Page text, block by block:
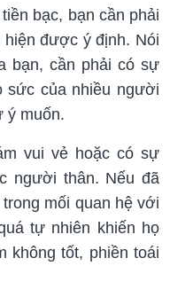
bạc, bạn cần phải
được ý định. Nói
bạn, cần phải có sự
sức của nhiều người
ý muốn.
vui vẻ hoặc có sự
người thân. Nếu đã
mối quan hệ với
tự nhiên khiến họ
không tốt, phiền toái